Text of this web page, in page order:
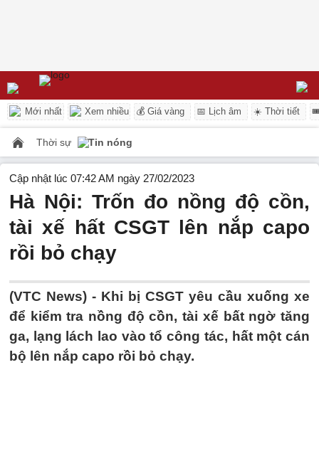
Mới nhất Xem nhiều 💰 Giá vàng 📅 Lịch âm ☀️ Thời tiết
Thời sự Tin nóng
Cập nhật lúc 07:42 AM ngày 27/02/2023
Hà Nội: Trốn đo nồng độ cồn,
tài xế hất CSGT lên nắp capo
rồi bỏ chạy
(VTC News) - Khi bị CSGT yêu cầu xuống xe
để kiểm tra nồng độ cồn, tài xế bất ngờ tăng
ga, lạng lách lao vào tổ công tác, hất một cán
bộ lên nắp capo rồi bỏ chạy.